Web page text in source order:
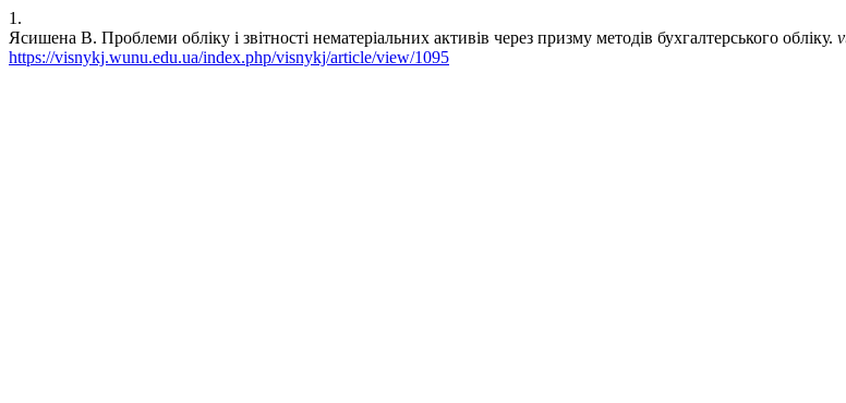
1.
Ясишена В. Проблеми обліку і звітності нематеріальних активів через призму методів бухгалтерського обліку.
https://visnykj.wunu.edu.ua/index.php/visnykj/article/view/1095